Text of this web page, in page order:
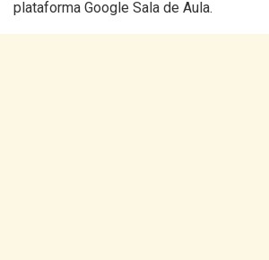
plataforma Google Sala de Aula.